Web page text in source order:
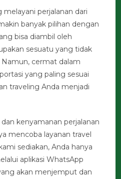
perjalanan dari
banyak pilihan dengan
bisa diambil oleh
sesuatu yang tidak
cermat dalam
yang paling sesuai
traveling Anda menjadi
kenyamanan perjalanan
mencoba layanan travel
sediakan, Anda hanya
aplikasi WhatsApp
akan menjemput dan